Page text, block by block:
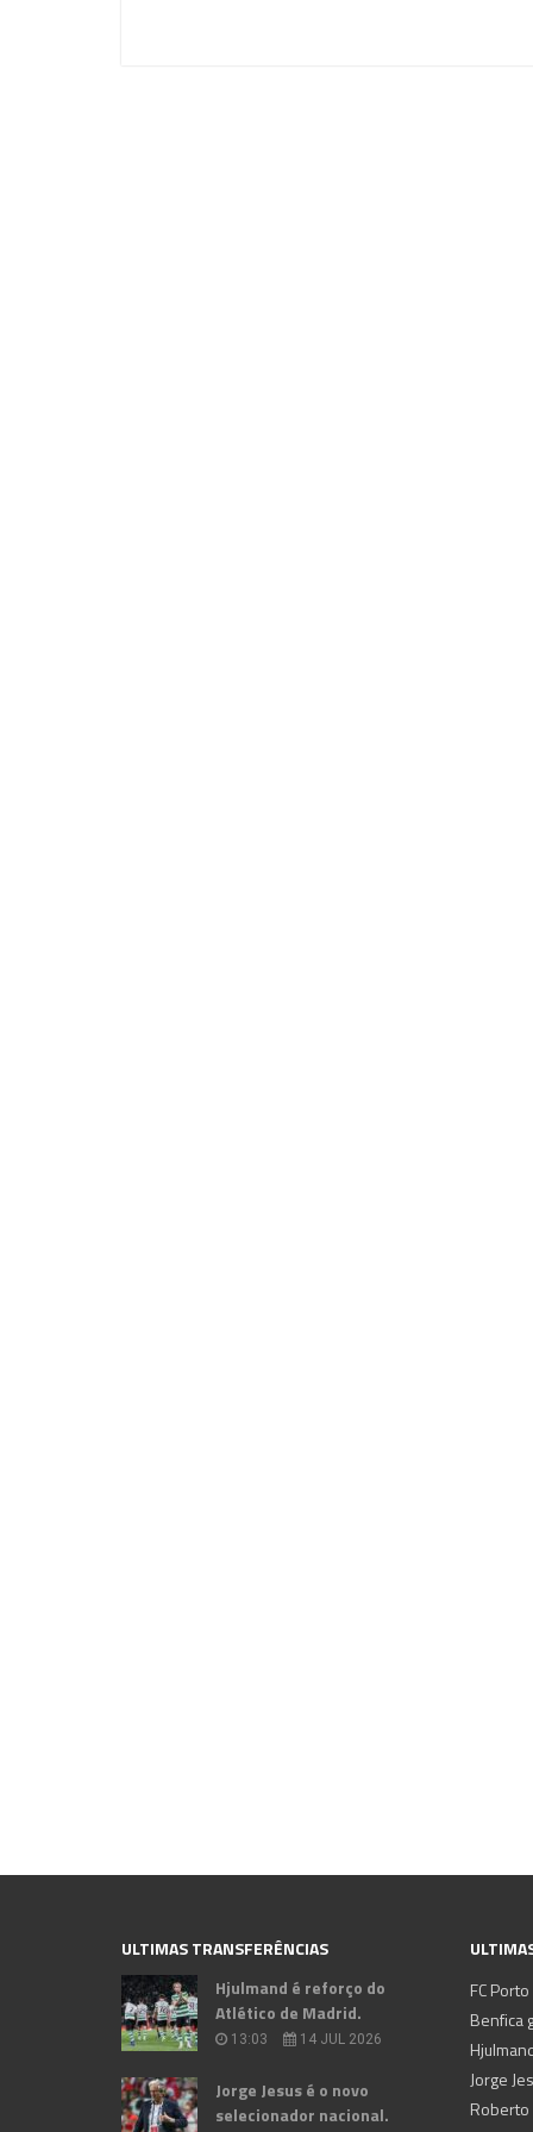
ULTIMAS TRANSFERÊNCIAS
Hjulmand é reforço do
Atlético de Madrid.
13:03 14 JUL 2026
Jorge Jesus é o novo
selecionador nacional.
FC
Benfica
Jorge